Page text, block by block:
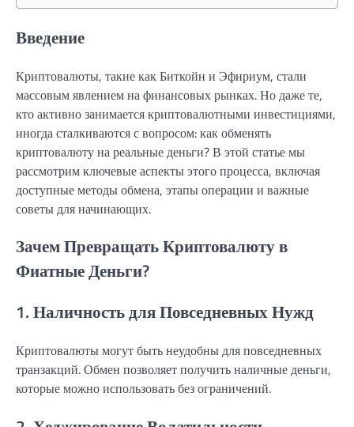
Введение
Криптовалюты, такие как Биткойн и Эфириум, стали
массовым явлением на финансовых рынках. Но даже те,
кто активно занимается криптовалютными инвестициями,
иногда сталкиваются с вопросом: как обменять
криптовалюту на реальные деньги? В этой статье мы
рассмотрим ключевые аспекты этого процесса, включая
доступные методы обмена, этапы операции и важные
советы для начинающих.
Зачем Превращать Криптовалюту в
Фиатные Деньги?
1. Наличность для Повседневных Нужд
Криптовалюты могут быть неудобны для повседневных
транзакций. Обмен позволяет получить наличные деньги,
которые можно использовать без ограничений.